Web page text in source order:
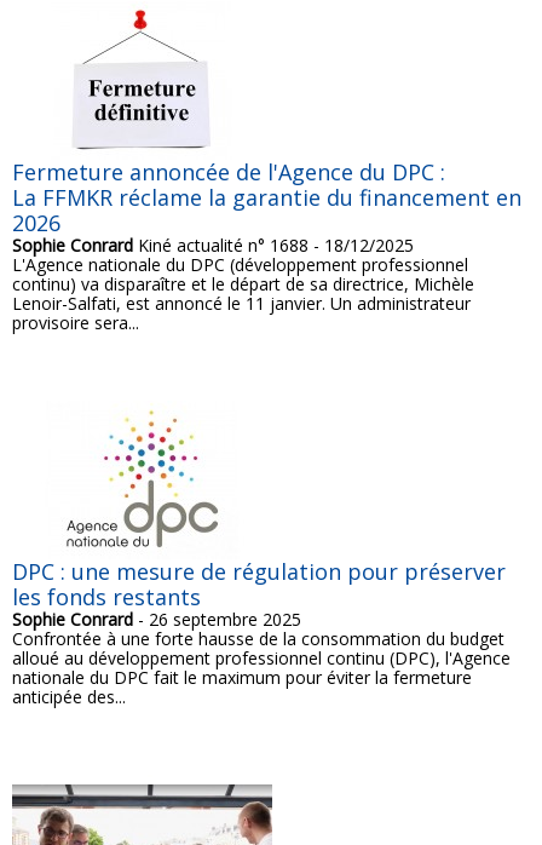
Fermeture annoncée de l'Agence du DPC :
La FFMKR réclame la garantie du financement en
2026
Sophie Conrard Kiné actualité n° 1688 - 18/12/2025
L'Agence nationale du DPC (développement professionnel
continu) va disparaître et le départ de sa directrice, Michèle
Lenoir-Salfati, est annoncé le 11 janvier. Un administrateur
provisoire sera...
DPC : une mesure de régulation pour préserver
les fonds restants
Sophie Conrard - 26 septembre 2025
Confrontée à une forte hausse de la consommation du budget
alloué au développement professionnel continu (DPC), l'Agence
nationale du DPC fait le maximum pour éviter la fermeture
anticipée des...